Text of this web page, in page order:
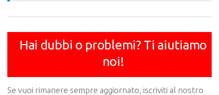
Hai dubbi o problemi? Ti aiutiamo
noi!
Se vuoi rimanere sempre aggiornato, iscriviti al nostro